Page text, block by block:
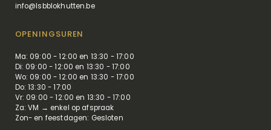
info@lsbblokhutten.be
OPENINGSUREN
Ma: 09:00 - 12:00 en 13:30 - 17:00
Di: 09:00 - 12:00 en 13:30 - 17:00
Wo: 09:00 - 12:00 en 13:30 - 17:00
Do: 13:30 - 17:00
Vr: 09:00 - 12:00 en 13:30 - 17:00
Za: VM → enkel op afspraak
Zon- en feestdagen: Gesloten